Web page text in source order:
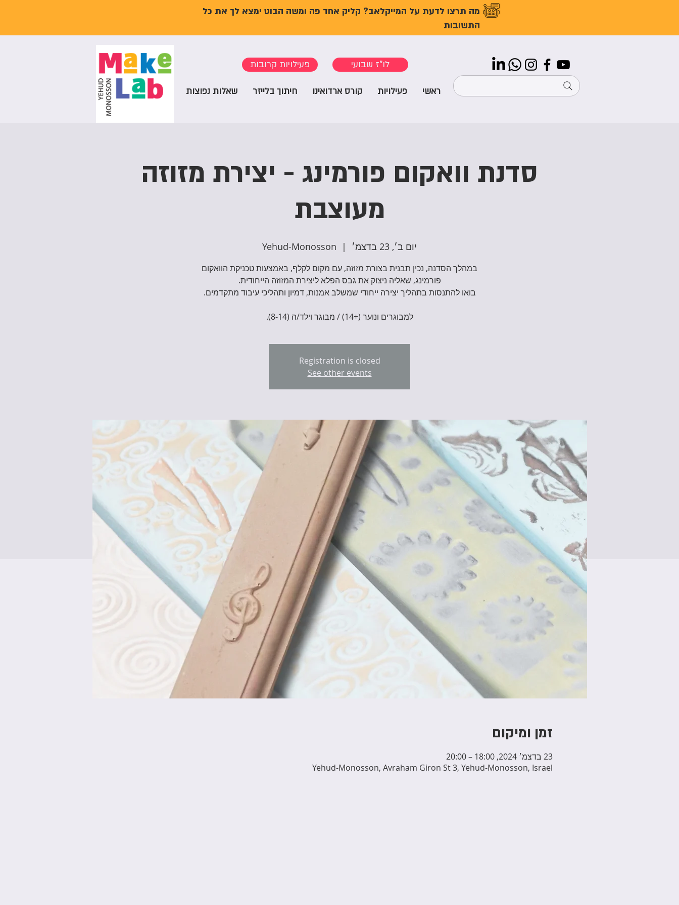
מה תרצו לדעת על המייקלאב? קליק אחד פה ומשה הבוט ימצא לך את כל
התשובות
פעילויות קרובות לו"ז שבועי
ראשי פעילויות קורס ארדואינו חיתוך בלייזר שאלות נפוצות
סדנת וואקום פורמינג - יצירת מזוזה
מעוצבת
יום ב׳, 23 בדצמ׳
  |
Yehud-Monosson
במהלך הסדנה, נכין תבנית בצורת מזוזה, עם מקום לקלף, באמצעות טכניקת הוואקום
למבוגרים ונוער (+14) / מבוגר וילד/ה (8-14).
Registration is closed
See other events
זמן ומיקום
23 בדצמ׳ 2024, 18:00 – 20:00
Yehud-Monosson, Avraham Giron St 3, Yehud-Monosson, Israel